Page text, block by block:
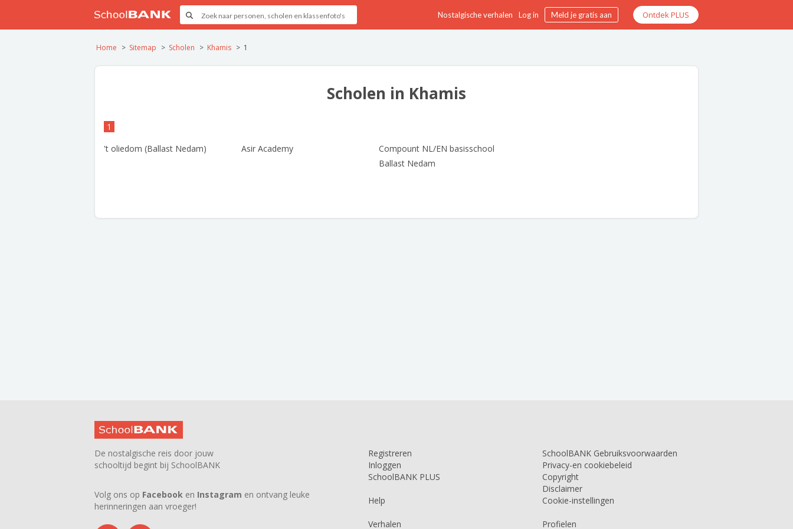
Nostalgische verhalen Log in Meld je gratis aan Ontdek PLUS
Home Sitemap Scholen Khamis 1
Scholen in Khamis
1
't oliedom (Ballast Nedam)
Asir Academy
Compount NL/EN basisschool
Ballast Nedam
De nostalgische reis door jouw
schooltijd begint bij SchoolBANK
Volg ons op Facebook en Instagram en ontvang leuke
herinneringen aan vroeger!
Registreren
Inloggen
SchoolBANK PLUS
Help
Verhalen
SchoolBANK Gebruiksvoorwaarden
Privacy-en cookiebeleid
Copyright
Disclaimer
Cookie-instellingen
Profielen